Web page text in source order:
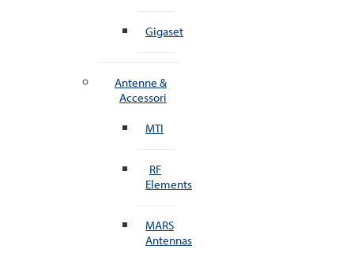
Gigaset
Antenne &
Accessori
MTI
RF
Elements
MARS
Antennas